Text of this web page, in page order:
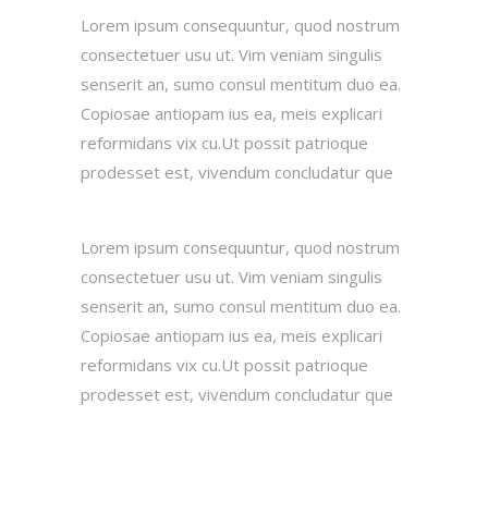
Lorem ipsum consequuntur, quod nostrum
consectetuer usu ut. Vim veniam singulis
senserit an, sumo consul mentitum duo ea.
Copiosae antiopam ius ea, meis explicari
reformidans vix cu.Ut possit patrioque
prodesset est, vivendum concludatur que
Lorem ipsum consequuntur, quod nostrum
consectetuer usu ut. Vim veniam singulis
senserit an, sumo consul mentitum duo ea.
Copiosae antiopam ius ea, meis explicari
reformidans vix cu.Ut possit patrioque
prodesset est, vivendum concludatur que